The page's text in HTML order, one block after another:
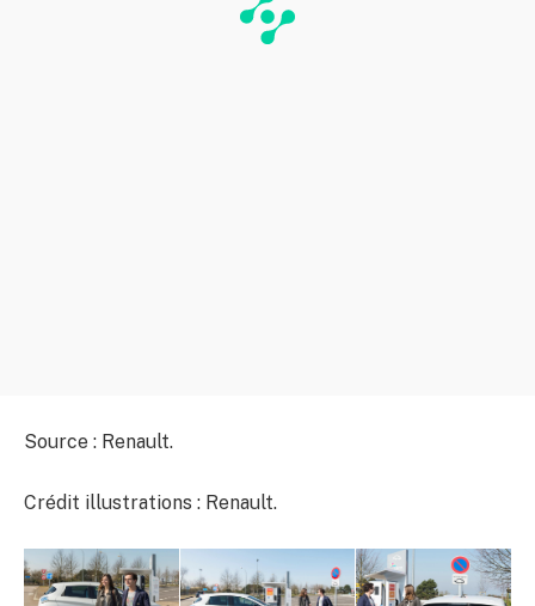
Source : Renault.
Crédit illustrations : Renault.